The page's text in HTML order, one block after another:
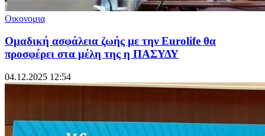
Οικονομια
Ομαδική ασφάλεια ζωής με την Eurolife θα
προσφέρει στα μέλη της η ΠΑΣΥΔΥ
04.12.2025 12:54